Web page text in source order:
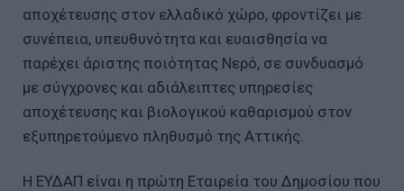
αποχέτευσης στον ελλαδικό χώρο, φροντίζει με
συνέπεια, υπευθυνότητα και ευαισθησία να
παρέχει άριστης ποιότητας Νερό, σε συνδυασμό
με σύγχρονες και αδιάλειπτες υπηρεσίες
αποχέτευσης και βιολογικού καθαρισμού στον
εξυπηρετούμενο πληθυσμό της Αττικής.
Η ΕΥΔΑΠ είναι η πρώτη Εταιρεία του Δημοσίου που